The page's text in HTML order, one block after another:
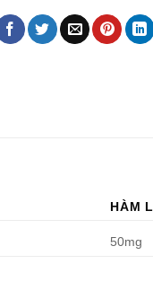
HÀM
50mg